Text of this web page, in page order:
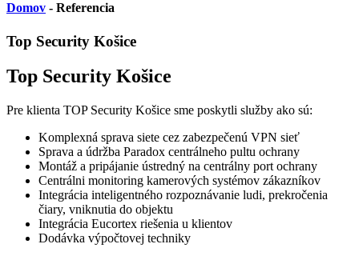
Domov - Referencia
Top Security Košice
Top Security Košice
Pre klienta TOP Security Košice sme poskytli služby ako sú:
Komplexná sprava siete cez zabezpečenú VPN sieť
Sprava a údržba Paradox centrálneho pultu ochrany
Montáž a pripájanie ústredný na centrálny port ochrany
Centrálni monitoring kamerových systémov zákazníkov
Integrácia inteligentného rozpoznávanie ludi, prekročenia
čiary, vniknutia do objektu
Integrácia Eucortex riešenia u klientov
Dodávka výpočtovej techniky